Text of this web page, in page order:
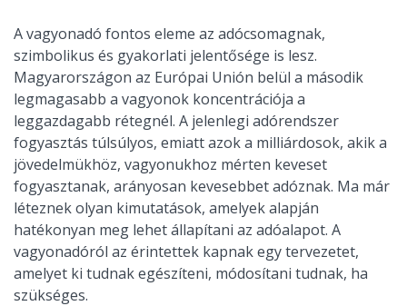
A vagyonadó fontos eleme az adócsomagnak,
szimbolikus és gyakorlati jelentősége is lesz.
Magyarországon az Európai Unión belül a második
legmagasabb a vagyonok koncentrációja a
leggazdagabb rétegnél. A jelenlegi adórendszer
fogyasztás túlsúlyos, emiatt azok a milliárdosok, akik a
jövedelmükhöz, vagyonukhoz mérten keveset
fogyasztanak, arányosan kevesebbet adóznak. Ma már
léteznek olyan kimutatások, amelyek alapján
hatékonyan meg lehet állapítani az adóalapot. A
vagyonadóról az érintettek kapnak egy tervezetet,
amelyet ki tudnak egészíteni, módosítani tudnak, ha
szükséges.